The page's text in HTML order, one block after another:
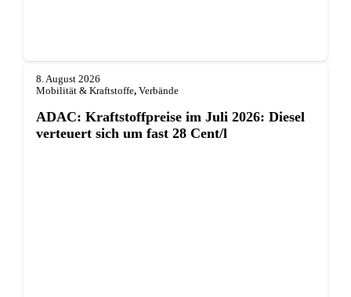
8. August 2026
Mobilität & Kraftstoffe, Verbände
ADAC: Kraftstoffpreise im Juli 2026: Diesel
verteuert sich um fast 28 Cent/l